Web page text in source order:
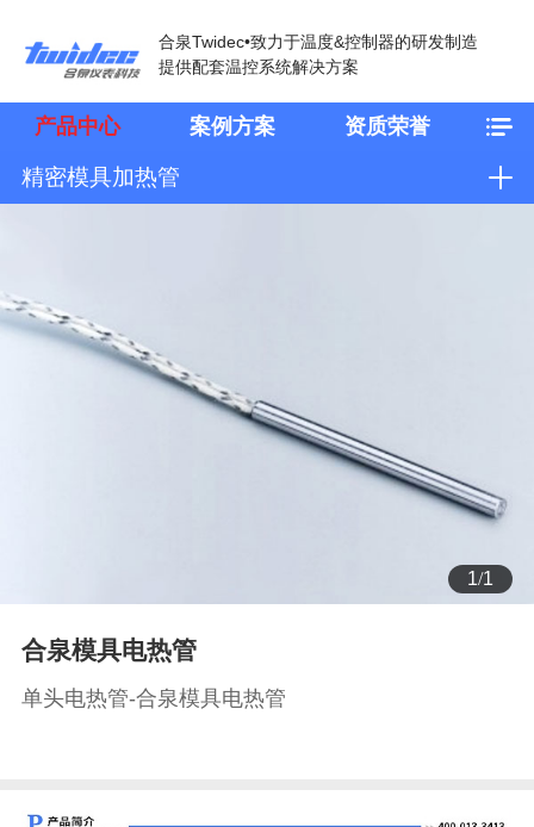
合泉Twidec•致力于温度&控制器的研发制造
提供配套温控系统解决方案
产品中心 案例方案 资质荣誉
精密模具加热管
1/1
合泉模具电热管
单头电热管-合泉模具电热管